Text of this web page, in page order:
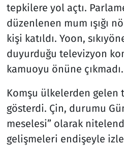
tepkilere yol açtı.
düzenlenen mum ışığı
kişi katıldı. Yoon,
duyurduğu televizyon
kamuoyu önüne çıkmadı.
Komşu ülkelerden gelen
gösterdi. Çin, durumu
meselesi” olarak
gelişmeleri endişeyle